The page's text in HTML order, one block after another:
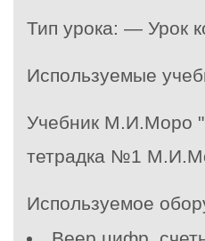
Тип урока: — Урок
Используемые
Учебник М.И.Моро
тетрадка №1
Используемое